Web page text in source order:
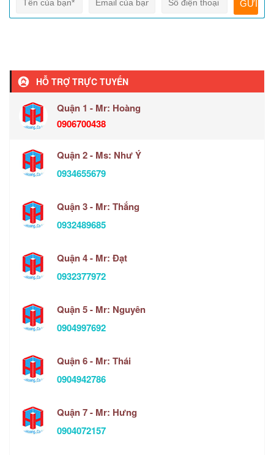
HỖ TRỢ TRỰC TUYẾN
Quận 1 - Mr: Hoàng
0906700438
Quận 2 - Ms: Như Ý
0934655679
Quận 3 - Mr: Thắng
0932489685
Quận 4 - Mr: Đạt
0932377972
Quận 5 - Mr: Nguyên
0904997692
Quận 6 - Mr: Thái
0904942786
Quận 7 - Mr: Hưng
0904072157